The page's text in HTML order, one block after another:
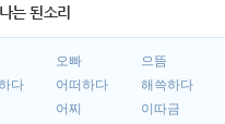
는 된소리
오빠 으뜸
다 어떠하다 해쓱하다
어찌 이따금